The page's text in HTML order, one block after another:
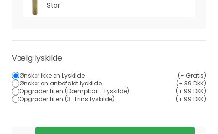
Stor
Vælg lyskilde
Ønsker ikke en Lyskilde
(+ Gratis)
Ønsker en anbefalet lyskilde
(+ 39 DKK)
Opgrader til en (Dæmpbar - Lyskilde)
(+ 99 DKK)
Opgrader til en (3-Trins Lyskilde)
(+ 99 DKK)